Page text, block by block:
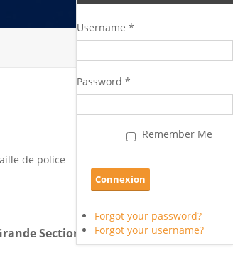
Username *
Password *
Remember Me
Forgot your password?
Forgot your username?
Section